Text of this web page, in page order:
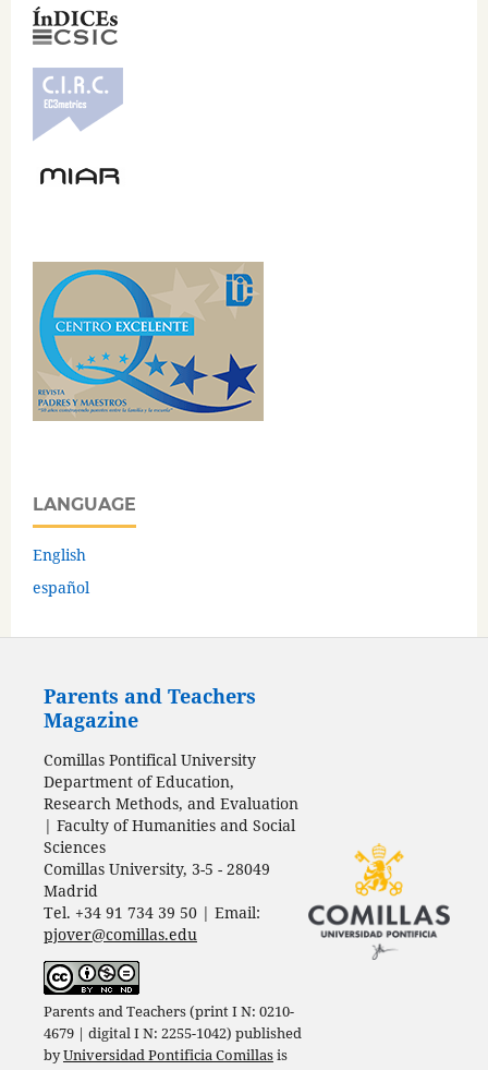
LANGUAGE
English
español
Parents and Teachers
Magazine
Comillas Pontifical University
Department of Education,
Research Methods, and Evaluation
| Faculty of Humanities and Social
Sciences
Comillas University, 3-5 - 28049
Madrid
Tel. +34 91 734 39 50 | Email:
pjover@comillas.edu
Parents and Teachers (print I N: 0210-
4679 | digital I N: 2255-1042) published
byUniversidad Pontificia Comillasis